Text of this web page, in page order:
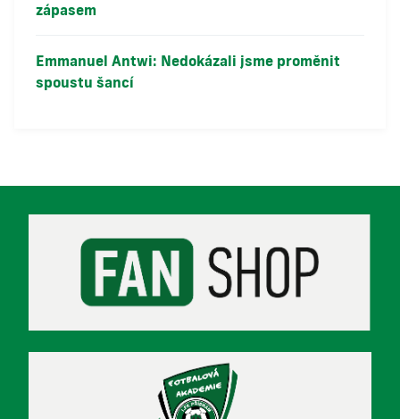
zápasem
Emmanuel Antwi: Nedokázali jsme proměnit
spoustu šancí